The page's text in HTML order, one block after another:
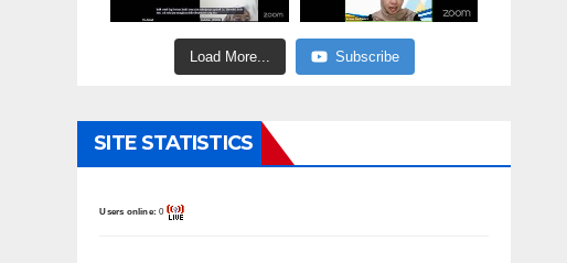
Load More... Subscribe
SITE STATISTICS
Users online:0